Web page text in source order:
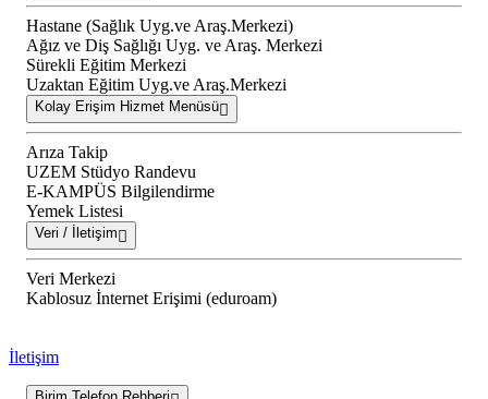
Hastane (Sağlık Uyg.ve Araş.Merkezi)
Ağız ve Diş Sağlığı Uyg. ve Araş. Merkezi
Sürekli Eğitim Merkezi
Uzaktan Eğitim Uyg.ve Araş.Merkezi
Kolay Erişim Hizmet Menüsü
Arıza Takip
UZEM Stüdyo Randevu
E-KAMPÜS Bilgilendirme
Yemek Listesi
Veri / İletişim
Veri Merkezi
Kablosuz İnternet Erişimi (eduroam)
İletişim